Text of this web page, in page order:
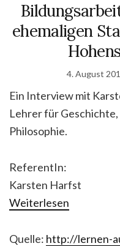
ehemaligen
4. August
Ein Interview mit
Lehrer für
Philosophie.
ReferentIn:
Karsten Harfst
Weiterlesen
Quelle: http://lernen-